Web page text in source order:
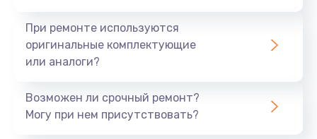
Заказать
1060 руб.
При ремонте используются
оригинальные комплектующие
или аналоги?
Возможен ли срочный ремонт?
Могу при нем присутствовать?